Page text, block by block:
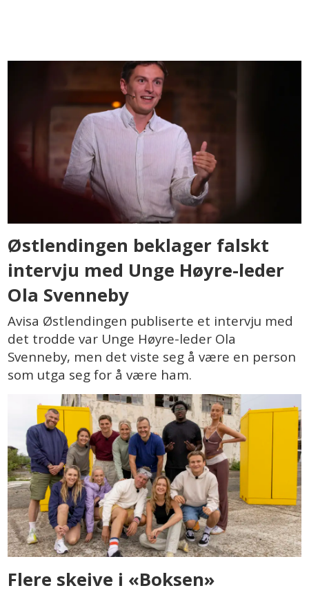
Østlendingen beklager falskt
intervju med Unge Høyre-leder
Ola Svenneby
Avisa Østlendingen publiserte et intervju med
det trodde var Unge Høyre-leder Ola
Svenneby, men det viste seg å være en person
som utga seg for å være ham.
Flere skeive i «Boksen»